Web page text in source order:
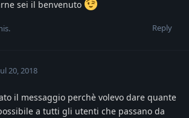
sei il benvenuto
Reply
.
20, 2018
il messaggio perchè volevo dare quante
a tutti gli utenti che passano da